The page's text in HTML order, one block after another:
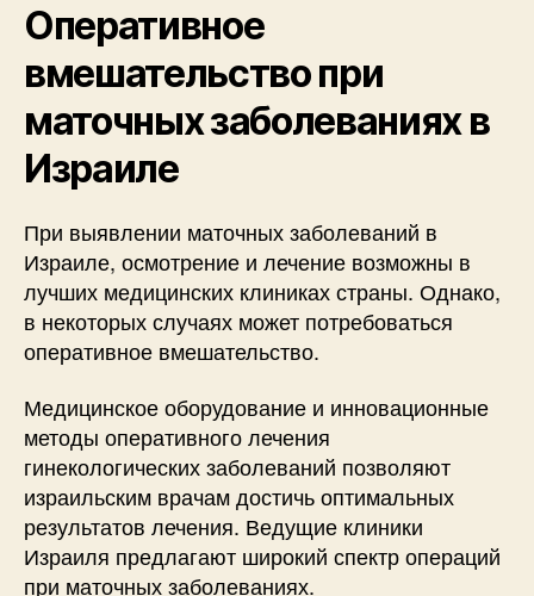
Оперативное
вмешательство при
маточных заболеваниях в
Израиле
При выявлении маточных заболеваний в
Израиле, осмотрение и лечение возможны в
лучших медицинских клиниках страны. Однако,
в некоторых случаях может потребоваться
оперативное вмешательство.
Медицинское оборудование и инновационные
методы оперативного лечения
гинекологических заболеваний позволяют
израильским врачам достичь оптимальных
результатов лечения. Ведущие клиники
Израиля предлагают широкий спектр операций
при маточных заболеваниях.